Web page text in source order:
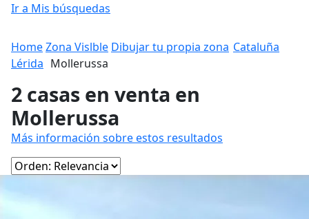
Ir a Mis búsquedas
HomeZona Vislble Dibujar tu propia zona Cataluña
Lérida Mollerussa
2 casas en venta en
Mollerussa
Más información sobre estos resultados